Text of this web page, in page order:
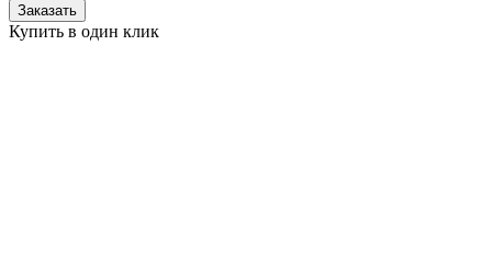
Заказать
Купить в один клик